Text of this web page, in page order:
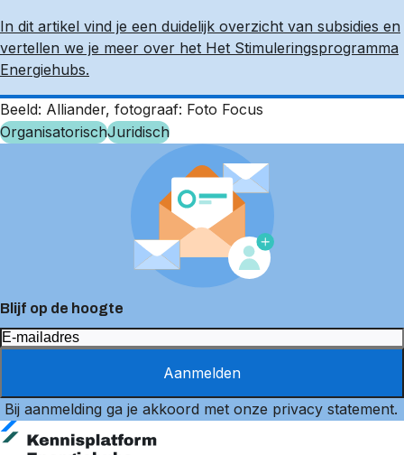
In dit artikel vind je een duidelijk overzicht van subsidies en
vertellen we je meer over het Het Stimuleringsprogramma
Energiehubs.
Beeld: Alliander, fotograaf: Foto Focus
OrganisatorischJuridisch
Blijf op de hoogte
Aanmelden
Bij aanmelding ga je akkoord met onze privacy statement.